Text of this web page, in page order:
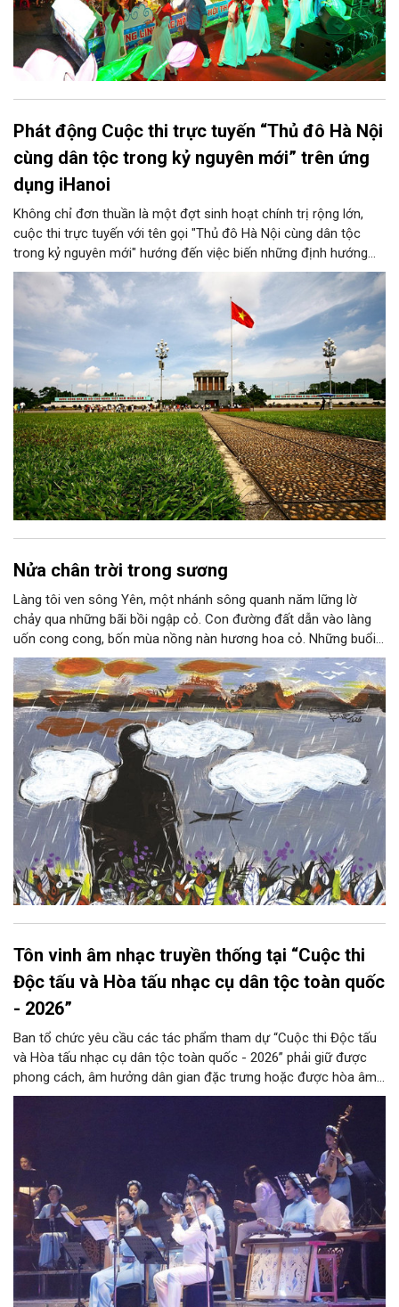
Phát động Cuộc thi trực tuyến “Thủ đô Hà Nội
cùng dân tộc trong kỷ nguyên mới” trên ứng
dụng iHanoi
Không chỉ đơn thuần là một đợt sinh hoạt chính trị rộng lớn,
cuộc thi trực tuyến với tên gọi "Thủ đô Hà Nội cùng dân tộc
trong kỷ nguyên mới" hướng đến việc biến những định hướng
chiến lược trong Nghị quyết số 02-NQ/TW của Bộ Chính trị
thành niềm tin, thành nhận thức chung của mỗi người dân.
Nửa chân trời trong sương
Làng tôi ven sông Yên, một nhánh sông quanh năm lững lờ
chảy qua những bãi bồi ngập cỏ. Con đường đất dẫn vào làng
uốn cong cong, bốn mùa nồng nàn hương hoa cỏ. Những buổi
hoàng hôn, khi nắng đã dịu xuống phía cuối sông, đám hoa tím
lại thẫm màu như có ai vừa rắc lên một lớp khói.
Tôn vinh âm nhạc truyền thống tại “Cuộc thi
Độc tấu và Hòa tấu nhạc cụ dân tộc toàn quốc
- 2026”
Ban tổ chức yêu cầu các tác phẩm tham dự “Cuộc thi Độc tấu
và Hòa tấu nhạc cụ dân tộc toàn quốc - 2026” phải giữ được
phong cách, âm hưởng dân gian đặc trưng hoặc được hòa âm,
phối khí mới trên nền tảng làn điệu âm nhạc truyền thống Việt
Nam, đồng thời phải được trình diễn trực tiếp bằng nhạc cụ dân